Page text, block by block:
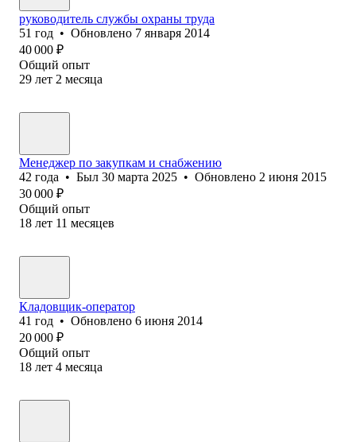
руководитель службы охраны труда
51 год • Обновлено 7 января 2014
40 000 ₽
Общий опыт
29 лет 2 месяца
Менеджер по закупкам и снабжению
42 года • Был 30 марта 2025 • Обновлено 2 июня 2015
30 000 ₽
Общий опыт
18 лет 11 месяцев
Кладовщик-оператор
41 год • Обновлено 6 июня 2014
20 000 ₽
Общий опыт
18 лет 4 месяца